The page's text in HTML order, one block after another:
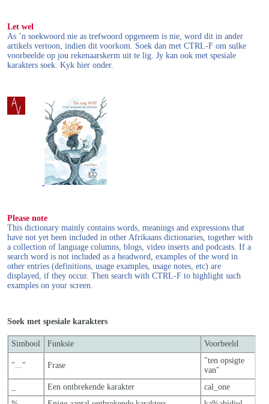
Let wel
As ’n soekwoord nie as trefwoord opgeneem is nie, word dit in ander
artikels vertoon, indien dit voorkom. Soek dan met CTRL-F om sulke
voorbeelde op jou rekenaarskerm uit te lig. Jy kan ook met spesiale
karakters soek. Kyk hier onder.
Please note
This dictionary mainly contains words, meanings and expressions that
have not yet been included in other Afrikaans dictionaries, together with
a collection of language columns, blogs, video inserts and podcasts. If a
search word is not included as a headword, examples of the word in
other entries (definitions, usage examples, usage notes, etc) are
displayed, if they occur. Then search with CTRL-F to highlight such
examples on your screen.
Soek met spesiale karakters
Simbool Funksie Voorbeeld
"..." Frase
"ten opsigte
van"
Een ontbrekende karakter
cal_one